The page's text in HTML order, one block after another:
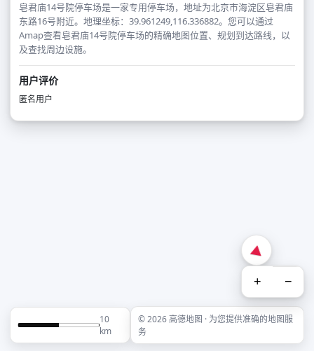
皂君庙14号院停车场是一家专用停车场，地址为北京市海淀区皂君庙
东路16号附近。地理坐标：39.961249,116.336882。您可以通过
Amap查看皂君庙14号院停车场的精确地图位置、规划到达路线，以
及查找周边设施。
用户评价
匿名用户
+ −
10
km
© 2026 高德地图 · 为您提供准确的地图服
务